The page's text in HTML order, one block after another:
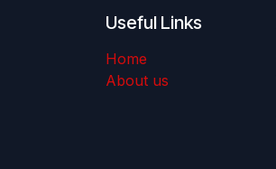
Useful Links
Home
About us